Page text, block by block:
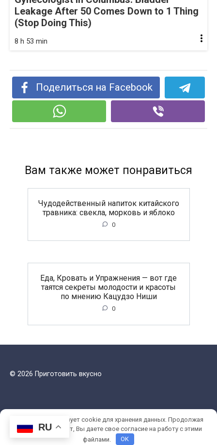
Leakage After 50 Comes Down to 1 Thing
(Stop Doing This)
8 h 53 min
Поделиться на Facebook
Вам также может понравиться
Чудодейственный напиток китайского
травника: свекла, морковь и яблоко
0
Еда, Кровать и Упражнения — вот где
таятся секреты молодости и красоты
по мнению Кацудзо Ниши
0
© 2026 Приготовить вкусно
RU
Этот сайт использует cookie для хранения данных. Продолжая
использовать сайт, Вы даете свое согласие на работу с этими
файлами.
OK